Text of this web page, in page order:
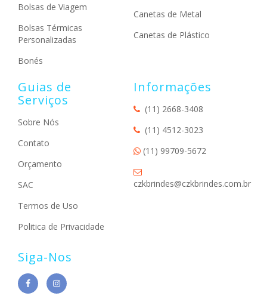
Bolsas de Viagem
Bolsas Térmicas
Personalizadas
Bonés
Canetas de Metal
Canetas de Plástico
Guias de
Serviços
Sobre Nós
Contato
Orçamento
SAC
Termos de Uso
Politica de Privacidade
Informações
(11) 2668-3408
(11) 4512-3023
(11) 99709-5672
czkbrindes@czkbrindes.com.br
Siga-Nos